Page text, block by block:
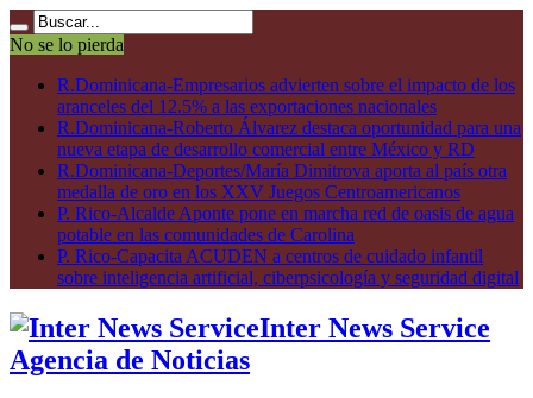
No se lo pierda
R.Dominicana-Empresarios advierten sobre el impacto de los
aranceles del 12.5% a las exportaciones nacionales
R.Dominicana-Roberto Álvarez destaca oportunidad para una
nueva etapa de desarrollo comercial entre México y RD
R.Dominicana-Deportes/María Dimitrova aporta al país otra
medalla de oro en los XXV Juegos Centroamericanos
P. Rico-Alcalde Aponte pone en marcha red de oasis de agua
potable en las comunidades de Carolina
P. Rico-Capacita ACUDEN a centros de cuidado infantil
sobre inteligencia artificial, ciberpsicología y seguridad digital
Inter News Service
Agencia de Noticias